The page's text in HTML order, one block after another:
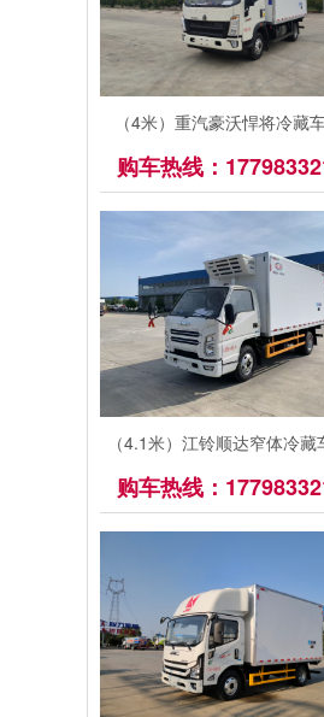
（4米）重汽豪沃悍将冷藏
购车热线：
（4.1米）江铃顺达窄体冷藏
购车热线：